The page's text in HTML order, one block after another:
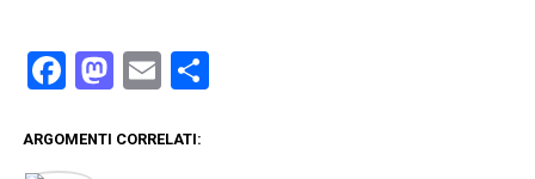
Facebook
Mastodon
EmailCondividi
ARGOMENTI CORRELATI: